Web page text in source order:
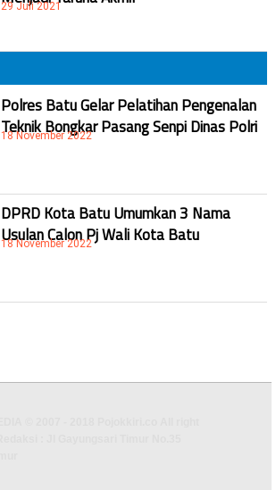
29 Juli 2021
Polres Batu Gelar Pelatihan Pengenalan
Teknik Bongkar Pasang Senpi Dinas Polri
18 November 2022
DPRD Kota Batu Umumkan 3 Nama
Usulan Calon Pj Wali Kota Batu
18 November 2022